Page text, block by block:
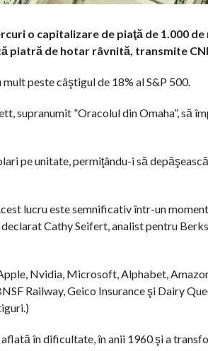
o capitalizare de piaţă de 1.000 de
piatră de hotar râvnită, transmite
peste câştigul de 18% al S&P 500.
supranumit ”Oracolul din Omaha”, să
pe unitate, permiţându-i să
lucru este semnificativ într-un
Cathy Seifert, analist pentru
Nvidia, Microsoft, Alphabet,
Railway, Geico Insurance şi Dairy
în dificultate, în anii 1960 şi a